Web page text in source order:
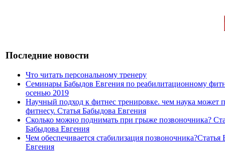
Последние новости
Что читать персональному тренеру
Семинары Бабыдов Евгения по реабилитационному
осенью 2019
Научный подход к фитнес тренировке. чем наука может
фитнесу. Статья Бабыдова Евгения
Сколько можно поднимать при грыже позвоночника?
Бабыдова Евгения
Чем обеспечивается стабилизация позвоночника?Статья
Евгения